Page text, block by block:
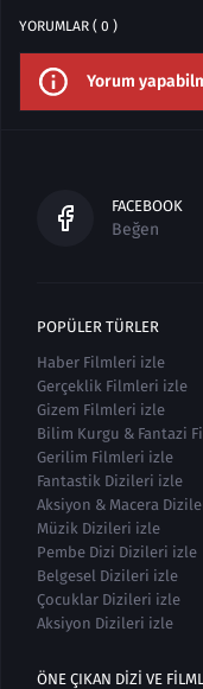
YORUMLAR ( 0 )
Yorum
FACEBOOK
Beğen
POPÜLER TÜRLER
Haber Filmleri izle
Gerçeklik Filmleri izle
Gizem Filmleri izle
Bilim Kurgu & Fantazi
Gerilim Filmleri izle
Fantastik Dizileri izle
Aksiyon & Macera
Müzik Dizileri izle
Pembe Dizi Dizileri izle
Belgesel Dizileri izle
Çocuklar Dizileri izle
Aksiyon Dizileri izle
ÖNE ÇIKAN DIZI VE